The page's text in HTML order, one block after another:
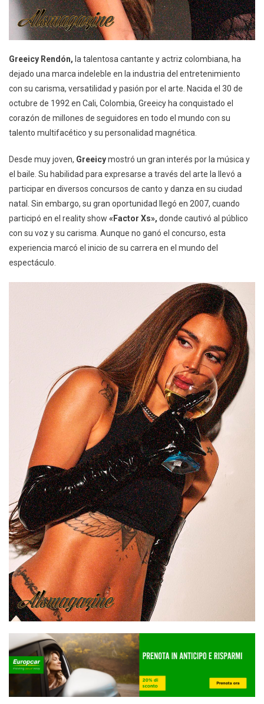
Greeicy Rendón, la talentosa cantante y actriz colombiana, ha
dejado una marca indeleble en la industria del entretenimiento
con su carisma, versatilidad y pasión por el arte. Nacida el 30 de
octubre de 1992 en Cali, Colombia, Greeicy ha conquistado el
corazón de millones de seguidores en todo el mundo con su
talento multifacético y su personalidad magnética.
Desde muy joven, Greeicymostró un gran interés por la música y
el baile. Su habilidad para expresarse a través del arte la llevó a
participar en diversos concursos de canto y danza en su ciudad
natal. Sin embargo, su gran oportunidad llegó en 2007, cuando
participó en el reality show «Factor Xs», donde cautivó al público
con su voz y su carisma. Aunque no ganó el concurso, esta
experiencia marcó el inicio de su carrera en el mundo del
espectáculo.